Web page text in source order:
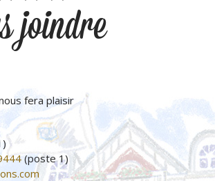
joindre
fera plaisir
(poste 1)